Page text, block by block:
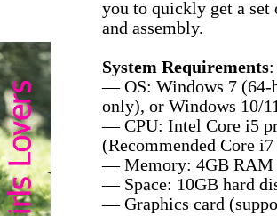
you to quickly get a
and assembly.
System Requirements:
— OS: Windows 7
only), or Windows 10/
— CPU: Intel Core i5
(Recommended Core
— Memory: 4GB RAM
— Space: 10GB hard
— Graphics card